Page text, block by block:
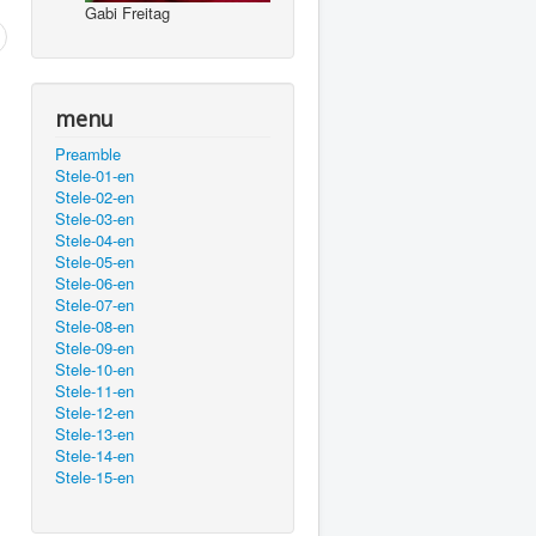
Gabi Freitag
menu
Preamble
Stele-01-en
Stele-02-en
Stele-03-en
Stele-04-en
Stele-05-en
Stele-06-en
Stele-07-en
Stele-08-en
Stele-09-en
Stele-10-en
Stele-11-en
Stele-12-en
Stele-13-en
Stele-14-en
Stele-15-en